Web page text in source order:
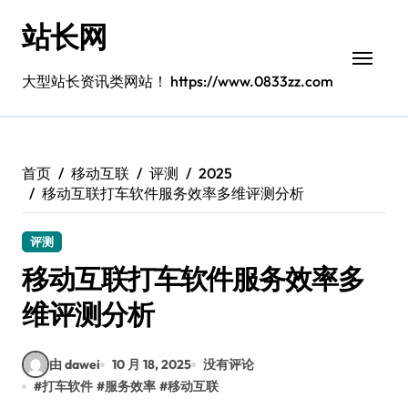
站长网
大型站长资讯类网站！ https://www.0833zz.com
首页 移动互联 评测
2025
移动互联打车软件服务效率多维评测分析
评测
移动互联打车软件服务效率多
维评测分析
由 dawei 10 月 18, 2025
没有评论
#打车软件 #服务效率 #移动互联